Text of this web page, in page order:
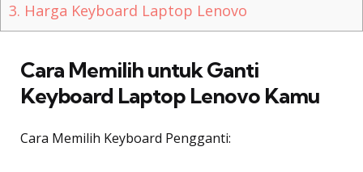
3. Harga Keyboard Laptop Lenovo
Cara Memilih untuk Ganti
Keyboard Laptop Lenovo Kamu
Cara Memilih Keyboard Pengganti: